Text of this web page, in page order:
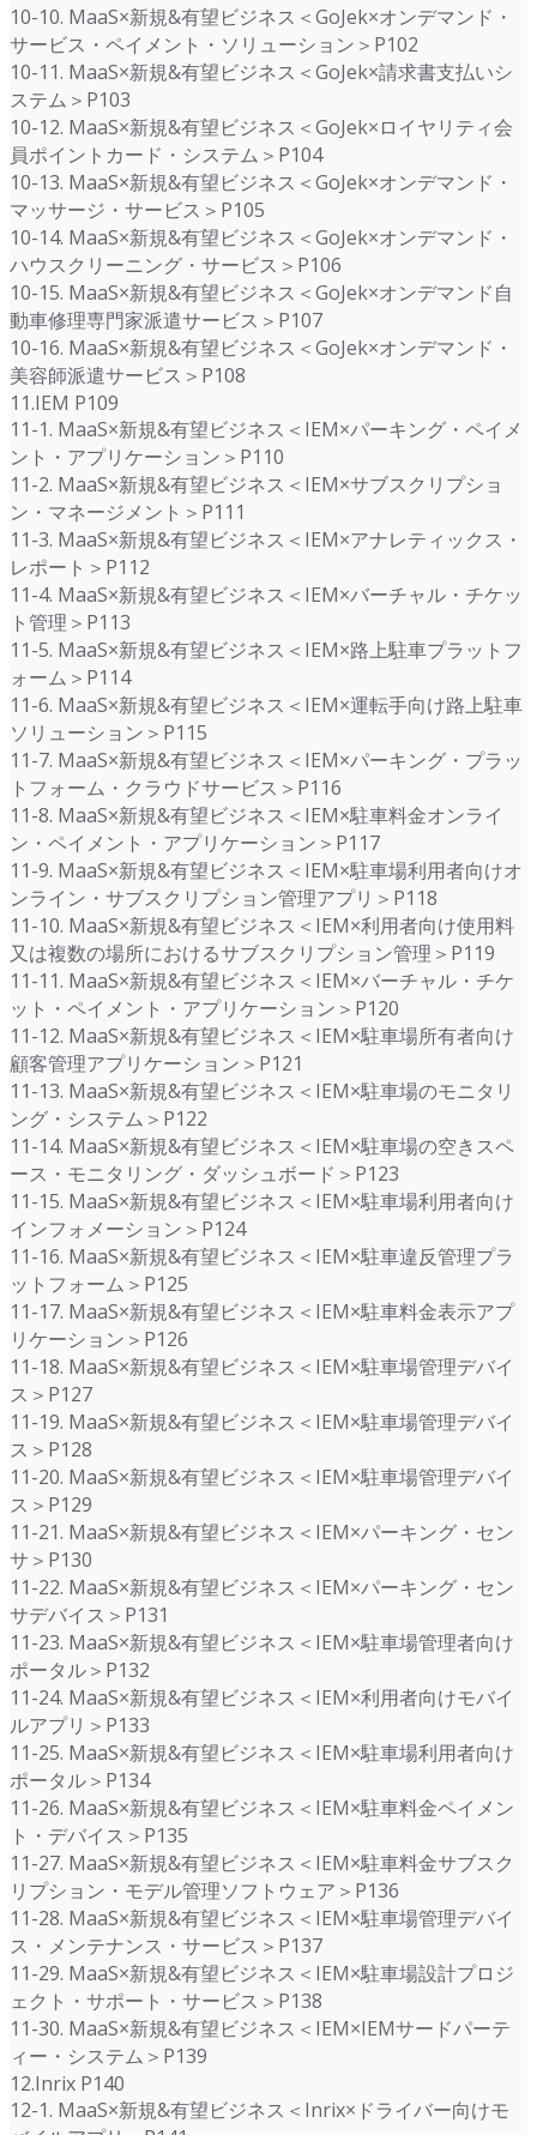
10-10. MaaS×新規&有望ビジネス＜GoJek×オンデマンド・
サービス・ペイメント・ソリューション＞P102
10-11. MaaS×新規&有望ビジネス＜GoJek×請求書支払いシ
ステム＞P103
10-12. MaaS×新規&有望ビジネス＜GoJek×ロイヤリティ会
員ポイントカード・システム＞P104
10-13. MaaS×新規&有望ビジネス＜GoJek×オンデマンド・
マッサージ・サービス＞P105
10-14. MaaS×新規&有望ビジネス＜GoJek×オンデマンド・
ハウスクリーニング・サービス＞P106
10-15. MaaS×新規&有望ビジネス＜GoJek×オンデマンド自
動車修理専門家派遣サービス＞P107
10-16. MaaS×新規&有望ビジネス＜GoJek×オンデマンド・
美容師派遣サービス＞P108
11.IEM P109
11-1. MaaS×新規&有望ビジネス＜IEM×パーキング・ペイメ
ント・アプリケーション＞P110
11-2. MaaS×新規&有望ビジネス＜IEM×サブスクリプショ
ン・マネージメント＞P111
11-3. MaaS×新規&有望ビジネス＜IEM×アナレティックス・
レポート＞P112
11-4. MaaS×新規&有望ビジネス＜IEM×バーチャル・チケッ
ト管理＞P113
11-5. MaaS×新規&有望ビジネス＜IEM×路上駐車プラットフ
ォーム＞P114
11-6. MaaS×新規&有望ビジネス＜IEM×運転手向け路上駐車
ソリューション＞P115
11-7. MaaS×新規&有望ビジネス＜IEM×パーキング・プラッ
トフォーム・クラウドサービス＞P116
11-8. MaaS×新規&有望ビジネス＜IEM×駐車料金オンライ
ン・ペイメント・アプリケーション＞P117
11-9. MaaS×新規&有望ビジネス＜IEM×駐車場利用者向けオ
ンライン・サブスクリプション管理アプリ＞P118
11-10. MaaS×新規&有望ビジネス＜IEM×利用者向け使用料
又は複数の場所におけるサブスクリプション管理＞P119
11-11. MaaS×新規&有望ビジネス＜IEM×バーチャル・チケ
ット・ペイメント・アプリケーション＞P120
11-12. MaaS×新規&有望ビジネス＜IEM×駐車場所有者向け
顧客管理アプリケーション＞P121
11-13. MaaS×新規&有望ビジネス＜IEM×駐車場のモニタリ
ング・システム＞P122
11-14. MaaS×新規&有望ビジネス＜IEM×駐車場の空きスペ
ース・モニタリング・ダッシュボード＞P123
11-15. MaaS×新規&有望ビジネス＜IEM×駐車場利用者向け
インフォメーション＞P124
11-16. MaaS×新規&有望ビジネス＜IEM×駐車違反管理プラ
ットフォーム＞P125
11-17. MaaS×新規&有望ビジネス＜IEM×駐車料金表示アプ
リケーション＞P126
11-18. MaaS×新規&有望ビジネス＜IEM×駐車場管理デバイ
ス＞P127
11-19. MaaS×新規&有望ビジネス＜IEM×駐車場管理デバイ
ス＞P128
11-20. MaaS×新規&有望ビジネス＜IEM×駐車場管理デバイ
ス＞P129
11-21. MaaS×新規&有望ビジネス＜IEM×パーキング・セン
サ＞P130
11-22. MaaS×新規&有望ビジネス＜IEM×パーキング・セン
サデバイス＞P131
11-23. MaaS×新規&有望ビジネス＜IEM×駐車場管理者向け
ポータル＞P132
11-24. MaaS×新規&有望ビジネス＜IEM×利用者向けモバイ
ルアプリ＞P133
11-25. MaaS×新規&有望ビジネス＜IEM×駐車場利用者向け
ポータル＞P134
11-26. MaaS×新規&有望ビジネス＜IEM×駐車料金ペイメン
ト・デバイス＞P135
11-27. MaaS×新規&有望ビジネス＜IEM×駐車料金サブスク
リプション・モデル管理ソフトウェア＞P136
11-28. MaaS×新規&有望ビジネス＜IEM×駐車場管理デバイ
ス・メンテナンス・サービス＞P137
11-29. MaaS×新規&有望ビジネス＜IEM×駐車場設計プロジ
ェクト・サポート・サービス＞P138
11-30. MaaS×新規&有望ビジネス＜IEM×IEMサードパーテ
ィー・システム＞P139
12.Inrix P140
12-1. MaaS×新規&有望ビジネス＜Inrix×ドライバー向けモ